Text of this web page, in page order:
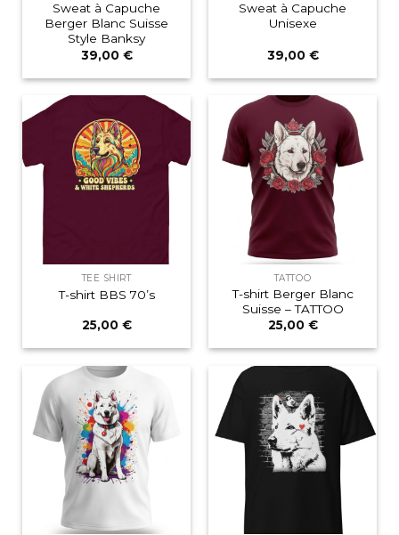
Sweat à Capuche
Berger Blanc Suisse
Style Banksy
39,00 €
Sweat à Capuche
Unisexe
39,00 €
TEE SHIRT
T-shirt BBS 70’s
25,00 €
TATTOO
T-shirt Berger Blanc
Suisse – TATTOO
25,00 €